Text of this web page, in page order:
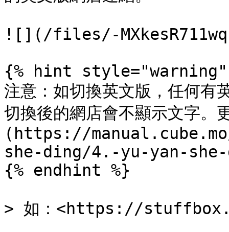
![](/files/-
{% hint style="warning"
注意：如切換英文版，任何有
切換後的網店會不顯示文字
(https://
she-ding/4.-yu-yan-
{% endhint %}
> 如：<https://